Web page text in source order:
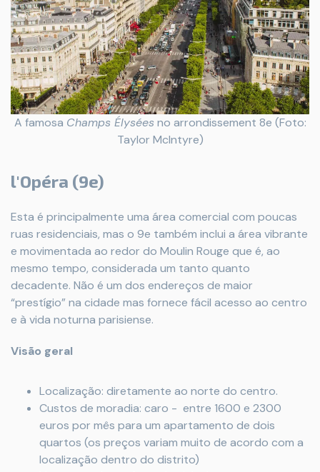
A famosa Champs Élysées no arrondissement 8e (Foto:
Taylor McIntyre)
l'Opéra (9e)
Esta é principalmente uma área comercial com poucas
ruas residenciais, mas o 9e também inclui a área vibrante
e movimentada ao redor do Moulin Rouge que é, ao
mesmo tempo, considerada um tanto quanto
decadente. Não é um dos endereços de maior
“prestígio” na cidade mas fornece fácil acesso ao centro
e à vida noturna parisiense.
Visão geral
Localização: diretamente ao norte do centro.
Custos de moradia: caro - entre 1600 e 2300
euros por mês para um apartamento de dois
quartos (os preços variam muito de acordo com a
localização dentro do distrito)